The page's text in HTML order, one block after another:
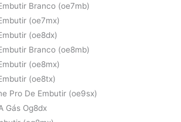
Branco (oe7mb)
(oe7mx)
(oe8dx)
Branco (oe8mb)
(oe8mx)
(oe8tx)
Pro De Embutir (oe9sx)
Gás Og8dx